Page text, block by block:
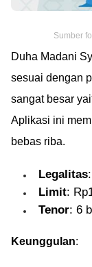
Sumber
Duha Madani
sesuai dengan
sangat besar
Aplikasi ini
bebas riba.
Legalitas
Limit:
Tenor: 6
Keunggulan: